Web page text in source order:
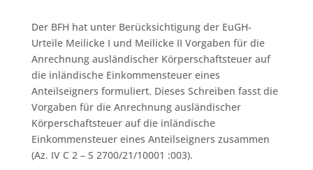
Der BFH hat unter Berücksichtigung der EuGH-
Urteile Meilicke I und Meilicke II Vorgaben für die
Anrechnung ausländischer Körperschaftsteuer auf
die inländische Einkommensteuer eines
Anteilseigners formuliert. Dieses Schreiben fasst die
Vorgaben für die Anrechnung ausländischer
Körperschaftsteuer auf die inländische
Einkommensteuer eines Anteilseigners zusammen
(Az. IV C 2 – S 2700/21/10001 :003).